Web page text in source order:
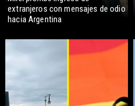
extranjeros con mensajes de odio
hacia Argentina